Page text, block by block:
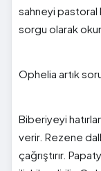
sahneyi
sorgu olarak
Ophelia artık
Biberiyeyi
verir. Rezene
çağrıştırır.